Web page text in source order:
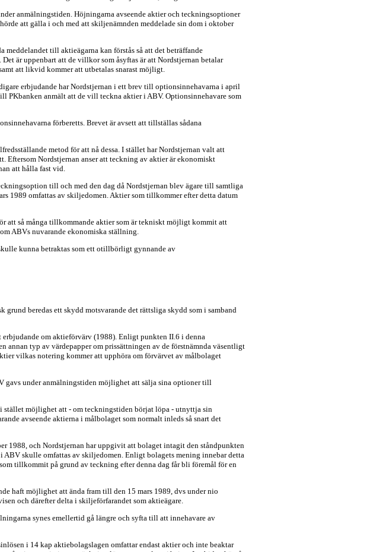
anmälningstiden. Höjningarna avseende aktier och teckningsoptioner
att gälla i och med att skiljenämnden meddelade sin dom i oktober
till aktieägarna kan förstås så att det beträffande
är uppenbart att de villkor som åsyftas är att Nordstjernan betalar
att likvid kommer att utbetalas snarast möjligt.
erbjudande har Nordstjernan i ett brev till optionsinnehavarna i april
PKbanken anmält att de vill teckna aktier i ABV. Optionsinnehavare som
förberetts. Brevet är avsett att tillställas sådana
metod för att nå dessa. I stället har Nordstjernan valt att
Nordstjernan anser att teckning av aktier är ekonomiskt
att hålla fast vid.
till och med den dag då Nordstjernan blev ägare till samtliga
1989 omfattas av skiljedomen. Aktier som tillkommer efter detta datum
att så många tillkommande aktier som är tekniskt möjligt kommit att
ABVs nuvarande ekonomiska ställning.
kunna betraktas som ett otillbörligt gynnande av
beredas ett skydd motsvarande det rättsliga skydd som i samband
om aktieförvärv (1988). Enligt punkten II.6 i denna
annan typ av värdepapper om prissättningen av de förstnämnda väsentligt
vilkas notering kommer att upphöra om förvärvet av målbolaget
gavs under anmälningstiden möjlighet att sälja sina optioner till
stället möjlighet att - om teckningstiden börjat löpa - utnyttja sin
avseende aktierna i målbolaget som normalt inleds så snart det
1988, och Nordstjernan har uppgivit att bolaget intagit den ståndpunkten
skulle omfattas av skiljedomen. Enligt bolagets mening innebar detta
tillkommit på grund av teckning efter denna dag får bli föremål för en
haft möjlighet att ända fram till den 15 mars 1989, dvs under nio
och därefter delta i skiljeförfarandet som aktieägare.
synes emellertid gå längre och syfta till att innehavare av
i 14 kap aktiebolagslagen omfattar endast aktier och inte beaktar